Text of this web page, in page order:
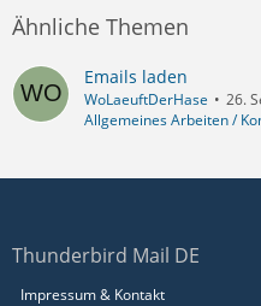
Ähnliche Themen
Emails laden
WoLaeuftDerHase
26.
Allgemeines Arbeiten /
Thunderbird Mail DE
Impressum & Kontakt